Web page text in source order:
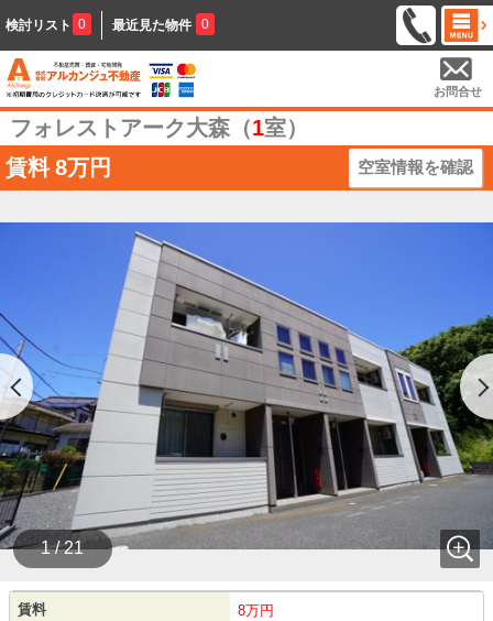
検討リスト 0 最近見た物件 0
お問合せ
フォレストアーク大森（1室）
賃料 8万円 空室情報を確認
1 / 21
賃料 8万円